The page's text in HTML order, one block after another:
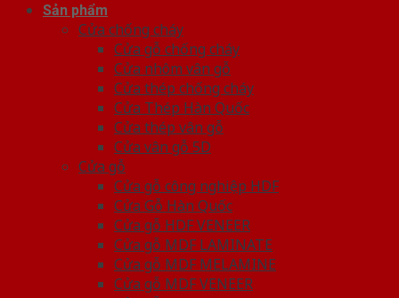
Sản phẩm
Cửa chống cháy
Cửa gỗ chống cháy
Cửa nhôm vân gỗ
Cửa thép chống cháy
Cửa Thép Hàn Quốc
Cửa thép vân gỗ
Cửa vân gỗ 5D
Cửa gỗ
Cửa gỗ công nghiệp HDF
Cửa Gỗ Hàn Quốc
Cửa gỗ HDF VENEER
Cửa gỗ MDF LAMINATE
Cửa gỗ MDF MELAMINE
Cửa gỗ MDF VENEER